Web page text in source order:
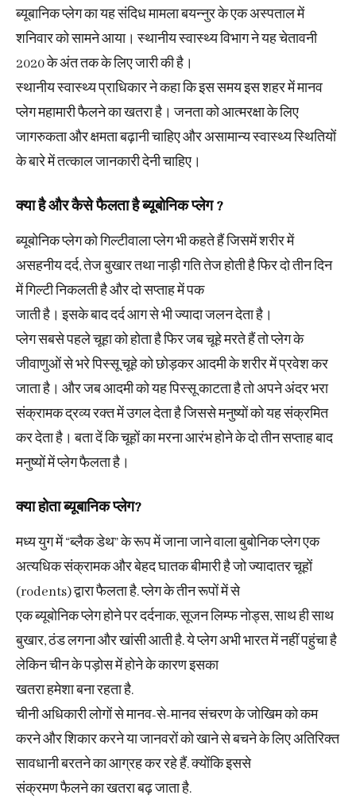
ब्यूबानिक प्लेग का यह संदिध मामला बयन्नुर के एक अस्पताल में
शनिवार को सामने आया। स्थानीय स्वास्थ्य विभाग ने यह चेतावनी
2020 के अंत तक के लिए जारी की है।
स्थानीय स्वास्थ्य प्राधिकार ने कहा कि इस समय इस शहर में मानव
प्लेग महामारी फैलने का खतरा है। जनता को आत्मरक्षा के लिए
जागरुकता और क्षमता बढ़ानी चाहिए और असामान्य स्वास्थ्य स्थितियों
के बारे में तत्काल जानकारी देनी चाहिए।
क्या है और कैसे फैलता है ब्यूबोनिक प्लेग ?
ब्यूबोनिक प्लेग को गिल्टीवाला प्लेग भी कहते हैं जिसमें शरीर में
असहनीय दर्द, तेज बुखार तथा नाड़ी गति तेज होती है फिर दो तीन दिन
में गिल्टी निकलती है और दो सप्ताह में पक
जाती है। इसके बाद दर्द आग से भी ज्यादा जलन देता है।
प्लेग सबसे पहले चूहा को होता है फिर जब चूहे मरते हैं तो प्लेग के
जीवाणुओं से भरे पिस्सू चूहे को छोड़कर आदमी के शरीर में प्रवेश कर
जाता है। और जब आदमी को यह पिस्सू काटता है तो अपने अंदर भरा
संक्रामक द्रव्य रक्त में उगल देता है जिससे मनुष्यों को यह संक्रमित
कर देता है। बता दें कि चूहों का मरना आरंभ होने के दो तीन सप्ताह बाद
मनुष्यों में प्लेग फैलता है।
क्या होता ब्यूबानिक प्लेग?
मध्य युग में “ब्लैक डेथ” के रूप में जाना जाने वाला बुबोनिक प्लेग एक
अत्यधिक संक्रामक और बेहद घातक बीमारी है जो ज्यादातर चूहों
(rodents) द्वारा फैलता है. प्लेग के तीन रूपों में से
एक ब्यूबोनिक प्लेग होने पर दर्दनाक, सूजन लिम्फ नोड्स, साथ ही साथ
बुखार, ठंड लगना और खांसी आती है. ये प्लेग अभी भारत में नहीं पहुंचा है
लेकिन चीन के पड़ोस में होने के कारण इसका
खतरा हमेशा बना रहता है.
चीनी अधिकारी लोगों से मानव-से-मानव संचरण के जोखिम को कम
करने और शिकार करने या जानवरों को खाने से बचने के लिए अतिरिक्त
सावधानी बरतने का आग्रह कर रहे हैं. क्योंकि इससे
संक्रमण फैलने का खतरा बढ़ जाता है.